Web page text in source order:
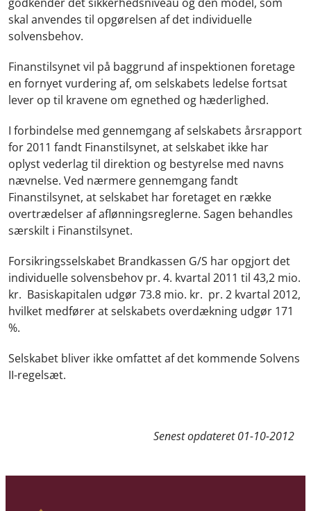
skal anvendes til opgørelsen af det individuelle
solvensbehov.
Finanstilsynet vil på baggrund af inspektionen foretage
en fornyet vurdering af, om selskabets ledelse fortsat
lever op til kravene om egnethed og hæderlighed.
I forbindelse med gennemgang af selskabets årsrapport
for 2011 fandt Finanstilsynet, at selskabet ikke har
oplyst vederlag til direktion og bestyrelse med navns
nævnelse. Ved nærmere gennemgang fandt
Finanstilsynet, at selskabet har foretaget en række
overtrædelser af aflønningsreglerne. Sagen behandles
særskilt i Finanstilsynet.
Forsikringsselskabet Brandkassen G/S har opgjort det
individuelle solvensbehov pr. 4. kvartal 2011 til 43,2 mio.
kr. Basiskapitalen udgør 73.8 mio. kr. pr. 2 kvartal 2012,
hvilket medfører at selskabets overdækning udgør 171
%.
Selskabet bliver ikke omfattet af det kommende Solvens
II-regelsæt.
Senest opdateret01-10-2012